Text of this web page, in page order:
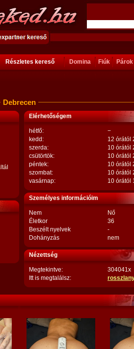
Részletes kereső Domina Fiúk Párok
Debrecen
Elérhetőségem
hétfő:
−
kedd:
12 órától
szerda:
10 órától
csütörtök:
10 órától
péntek:
10 órától
szombat:
10 órától
vasárnap:
10 órától
Személyes információim
Nem
Nő
Életkor
36
Beszélt nyelvek
-
Dohányzás
nem
Nézettség
Megtekintve:
304041x
Itt is megtalálsz: